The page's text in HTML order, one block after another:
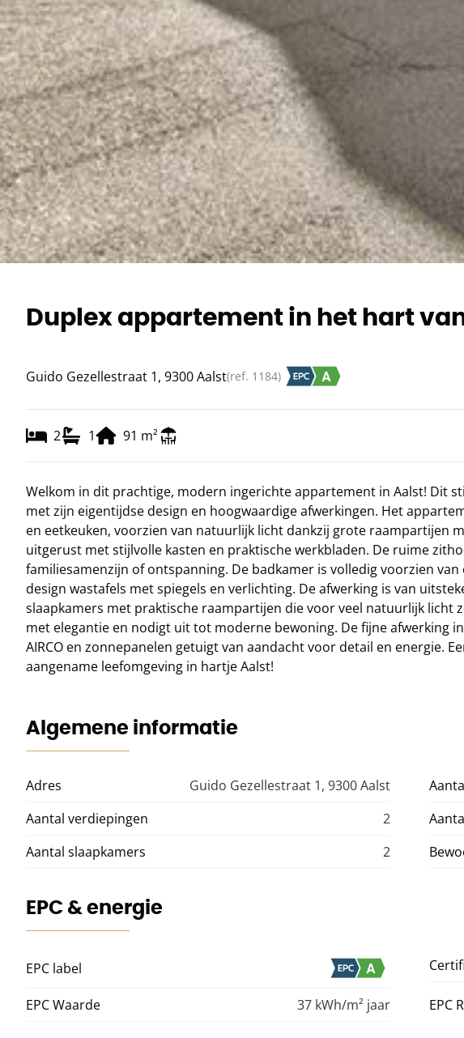
Duplex appartement in het hart
Guido Gezellestraat 1, 9300 Aalst(ref. 1184)
2 1 91 m²
Welkom in dit prachtige, modern ingerichte appartement in Aalst! Dit
met zijn eigentijdse design en hoogwaardige afwerkingen. Het
en eetkeuken, voorzien van natuurlijk licht dankzij grote raampartijen
uitgerust met stijlvolle kasten en praktische werkbladen. De ruime
familiesamenzijn of ontspanning. De badkamer is volledig voorzien
design wastafels met spiegels en verlichting. De afwerking is van
slaapkamers met praktische raampartijen die voor veel natuurlijk
met elegantie en nodigt uit tot moderne bewoning. De fijne afwerking
AIRCO en zonnepanelen getuigt van aandacht voor detail en energie.
aangename leefomgeving in hartje Aalst!
Algemene informatie
Adres Guido Gezellestraat 1, 9300 Aalst
Aantal verdiepingen
2
Aantal slaapkamers
2
EPC & energie
EPC label
EPC Waarde 37 kWh/m² jaar EPC